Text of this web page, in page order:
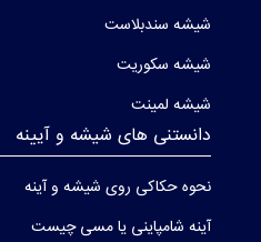
شیشه سندبلاست
شیشه سکوریت
شیشه لمینت
دانستنی های شیشه و آیینه
نحوه حکاکی روی شیشه و آینه
آینه شامپاینی یا مسی چیست